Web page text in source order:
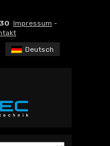
Impressum -
Deutsch